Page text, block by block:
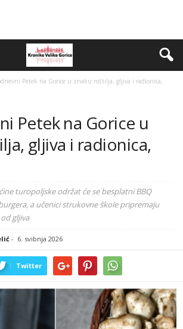
Petek na Gorice u znaku roštilja, gljiva i radionica,
Petek na Gorice u
gljiva i radionica,
turopoljske održat će se besplatni BBQ
a učenici strukovne škole pripremaju
gljiva
- 6. svibnja 2026
Twitter